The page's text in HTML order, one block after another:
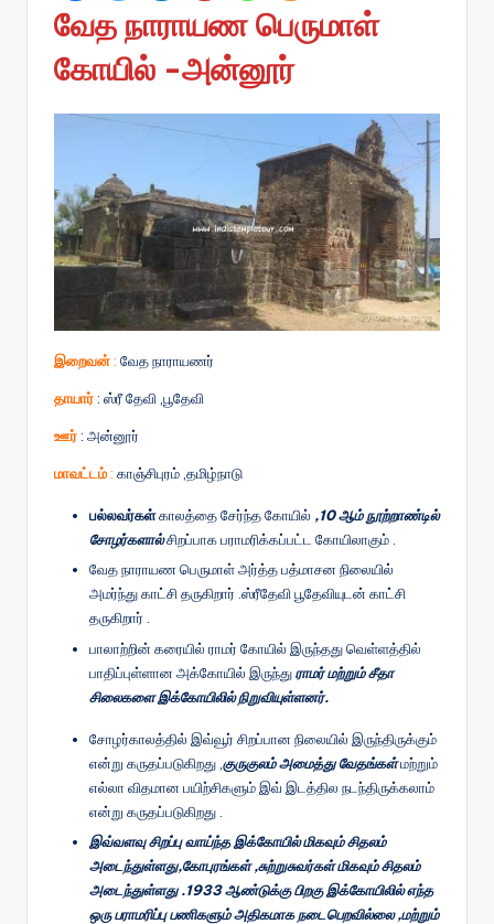
வேத நாராயண பெருமாள்
கோயில் -அன்னூர்
இறைவன் : வேத நாராயணர்
தாயார் : ஸ்ரீ தேவி ,பூதேவி
ஊர் : அன்னூர்
மாவட்டம்: காஞ்சிபுரம் ,தமிழ்நாடு
பல்லவர்கள்காலத்தை சேர்ந்த கோயில் ,10 ஆம் நூற்றாண்டில்
சோழர்களால்சிறப்பாக பராமரிக்கப்பட்ட கோயிலாகும் .
வேத நாராயண பெருமாள் அர்த்த பத்மாசன நிலையில்
அமர்ந்து காட்சி தருகிறார் .ஸ்ரீதேவி பூதேவியுடன் காட்சி
தருகிறார் .
பாலாற்றின் கரையில் ராமர் கோயில் இருந்தது வெள்ளத்தில்
பாதிப்புள்ளான அக்கோயில் இருந்துராமர் மற்றும் சீதா
சிலைகளை இக்கோயிலில் நிறுவியுள்ளனர்.
சோழர்காலத்தில் இவ்வூர் சிறப்பான நிலையில் இருந்திருக்கும்
என்று கருதப்படுகிறது , குருகுலம் அமைத்து வேதங்கள்மற்றும்
எல்லா விதமான பயிற்சிகளும் இவ் இடத்தில நடந்திருக்கலாம்
என்று கருதப்படுகிறது .
இவ்வளவு சிறப்பு வாய்ந்த இக்கோயில் மிகவும் சிதலம்
அடைந்துள்ளது,கோபுரங்கள் ,சுற்றுசுவர்கள் மிகவும் சிதலம்
அடைந்துள்ளது .1933 ஆண்டுக்கு பிறகு இக்கோயிலில் எந்த
ஒரு பராமரிப்பு பணிகளும் அதிகமாக நடைபெறவில்லை ,மற்றும்